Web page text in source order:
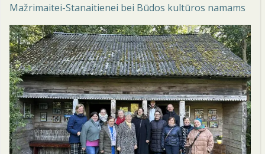
Mažrimaitei-Stanaitienei bei Būdos kultūros namams